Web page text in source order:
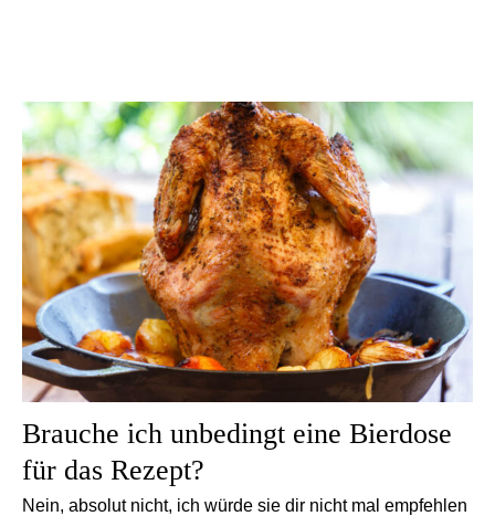
Brauche ich unbedingt eine Bierdose
für das Rezept?
Nein, absolut nicht, ich würde sie dir nicht mal empfehlen